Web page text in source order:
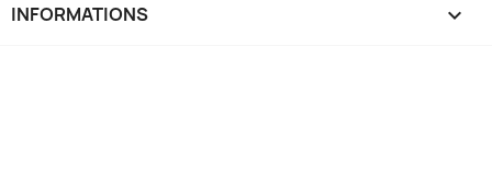
INFORMATIONS keyboard_arrow_down